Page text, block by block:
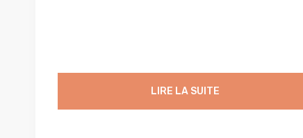
LIRE LA SUITE